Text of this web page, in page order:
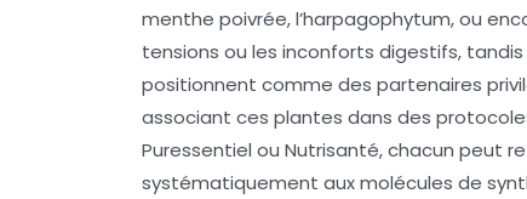
menthe poivrée, l’harpagophytum, ou
tensions ou les inconforts digestifs,
positionnent comme des partenaires
associant ces plantes dans des
Puressentiel ou Nutrisanté, chacun peut
systématiquement aux molécules de